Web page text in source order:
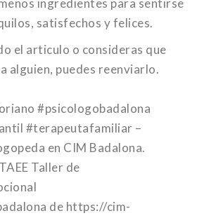
ingredientes para sentirse
satisfechos y felices.
el articulo o consideras que
alguien, puedes reenviarlo.
#psicologobadalona
#terapeutafamiliar –
en CIM Badalona.
Taller de
de https://cim-